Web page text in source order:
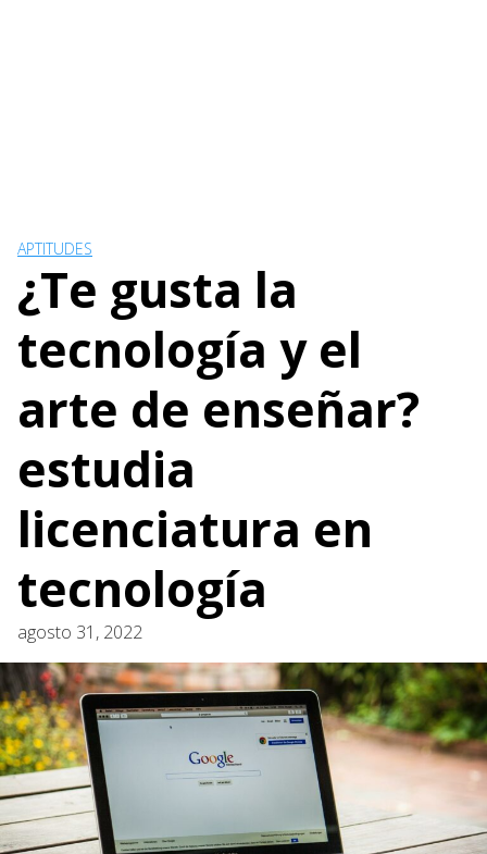
APTITUDES
¿Te gusta la
tecnología y el
arte de enseñar?
estudia
licenciatura en
tecnología
agosto 31, 2022